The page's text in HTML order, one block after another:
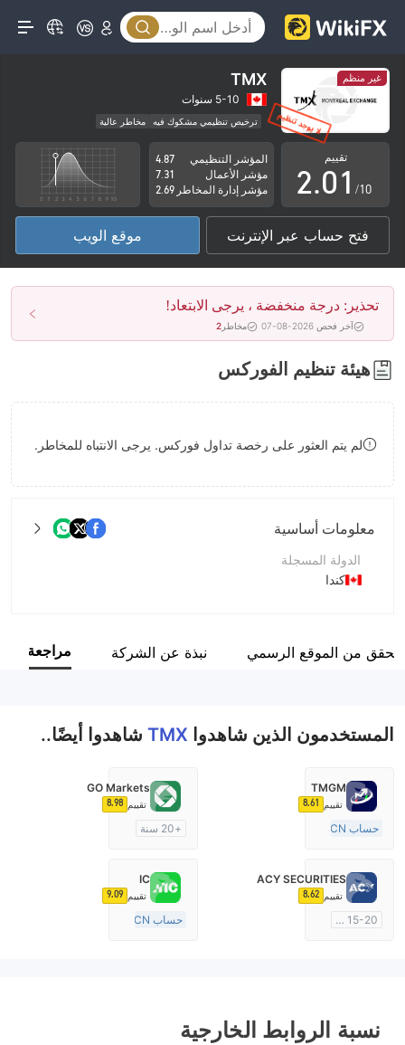
غير منظم TMX
5-10 سنوات
ترخيص تنظيمي مشكوك فيه مخاطر عالية
تقييم
0
1
2
3
4
5
6
7
8
9
.0
1
2
3
4
5
6
7
0
1
2
3
4
5
6
7
8
/10
المؤشر التنظيمي
4.87
مؤشر الأعمال
7.31
مؤشر إدارة المخاطر 2.69
فتح حساب عبر الإنترنت موقع الويب
تحذير: درجة منخفضة ، يرجى الابتعاد!
آخر فحص 2026-08-07 مخاطر 2
هيئة تنظيم الفوركس
لم يتم العثور على رخصة تداول فوركس. يرجى الانتباه للمخاطر.
معلومات أساسية
الدولة المسجلة
كندا
اسم الشركة
من الموقع الرسمي نبذة عن الشركة مراجعة
المستخدمون الذين شاهدوا TMX شاهدوا أيضًا..
TMGM
تقييم 8.61
حساب ECN
صناعة السوق (MM)
GO Markets
تقييم 8.98
+20 سنة
cTrader
ACY SECURITIES
تقييم 8.62
15-20 سنة
IC
تقييم 9.09
حساب ECN
نسبة الروابط الخارجية